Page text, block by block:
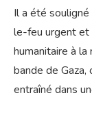
Il a été
le-feu urgent et
humanitaire à
bande de Gaza,
entraîné dans